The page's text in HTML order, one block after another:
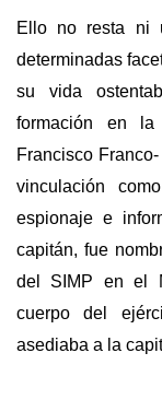
Ello no resta ni
determinadas
su vida
formación en
Francisco
vinculación
espionaje e
capitán, fue
del SIMP en el
cuerpo del
asediaba a la